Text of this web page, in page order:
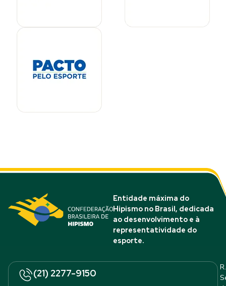
Entidade máxima do
Hipismo no Brasil, dedicada
ao desenvolvimento e à
representatividade do
esporte.
(21) 2277-9150
R.